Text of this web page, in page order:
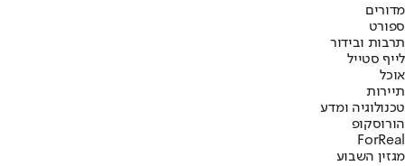
מדורים
ספורט
תרבות ובידור
לייף סטייל
אוכל
תיירות
טכנולוגיה ומדע
הורוסקופ
ForReal
מגזין השבוע